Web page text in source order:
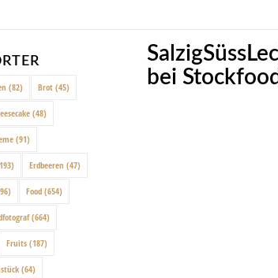
(82) Brot (45)
(48)
(91)
Erdbeeren (47)
Food (654)
(664)
Fruits (187)
(64)
bei Stockfood